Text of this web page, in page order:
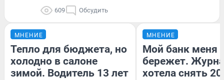
609 Обсудить
МНЕНИЕ
Тепло для бюджета, но
холодно в салоне
зимой. Водитель 13 лет
МНЕНИЕ
Мой банк меня
бережет.
хотела снять